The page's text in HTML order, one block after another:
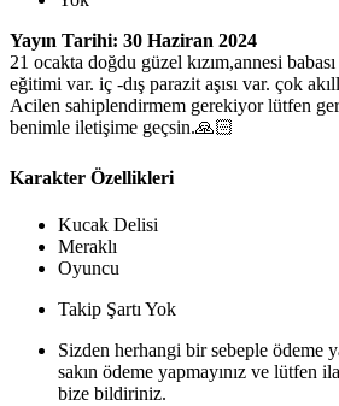
Yayın Tarihi: 30 Haziran 2024
21 ocakta doğdu güzel kızım,annesi
eğitimi var. iç -dış parazit aşısı var. çok
Acilen sahiplendirmem gerekiyor lütfen
benimle iletişime geçsin.🙏🏻
Karakter Özellikleri
Kucak Delisi
Meraklı
Oyuncu
Takip Şartı Yok
Sizden herhangi bir sebeple ödeme
sakın ödeme yapmayınız ve lütfen
bize bildiriniz.